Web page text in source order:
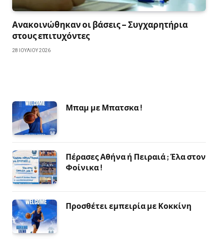
Ανακοινώθηκαν οι βάσεις – Συγχαρητήρια
στους επιτυχόντες
28 ΙΟΥΛΊΟΥ 2026
Μπαμ με Μπατσκα !
Πέρασες Αθήνα ή Πειραιά ; Έλα στον
Φοίνικα !
Προσθέτει εμπειρία με Κοκκίνη